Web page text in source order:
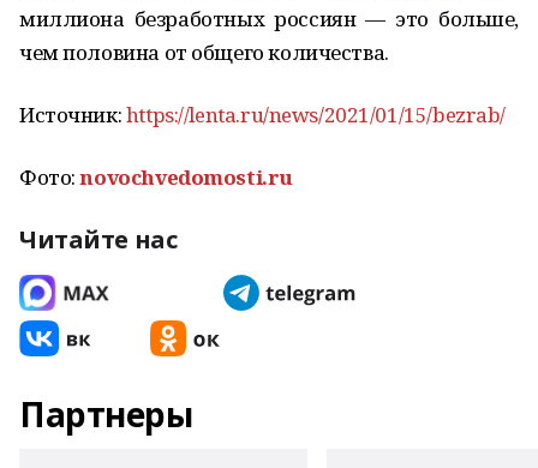
миллиона безработных россиян — это больше,
чем половина от общего количества.
Источник:https://lenta.ru/news/2021/01/15/bezrab/
Фото:novochvedomosti.ru
Читайте нас
Партнеры